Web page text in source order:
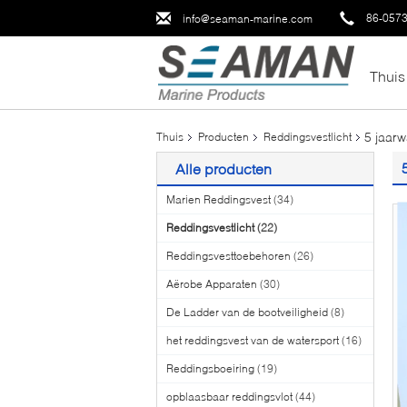
info@seaman-marine.com 86-
Thuis
Thuis Producten Reddingsvestlicht 5
Alle producten
Marien Reddingsvest (34)
Reddingsvestlicht (22)
Reddingsvesttoebehoren (26)
Aërobe Apparaten (30)
De Ladder van de bootveiligheid (8)
het reddingsvest van de watersport (16)
Reddingsboeiring (19)
opblaasbaar reddingsvlot (44)